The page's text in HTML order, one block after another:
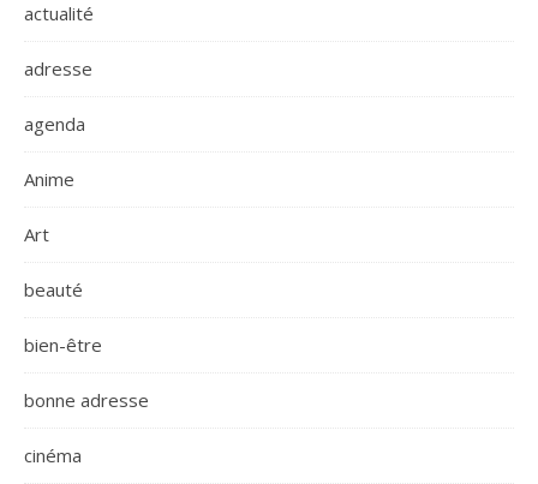
actualité
adresse
agenda
Anime
Art
beauté
bien-être
bonne adresse
cinéma